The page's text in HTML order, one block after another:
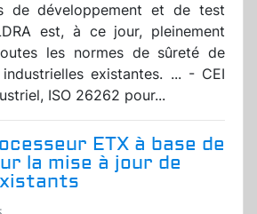
de développement et de test
est, à ce jour, pleinement
les normes de sûreté de
existantes. ... - CEI
ISO 26262 pour...
ETX à base de
la mise à jour de